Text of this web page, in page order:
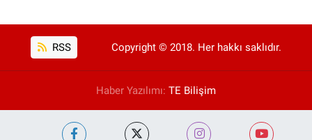
RSS Copyright © 2018. Her hakkı saklıdır.
Haber Yazılımı: TE Bilişim